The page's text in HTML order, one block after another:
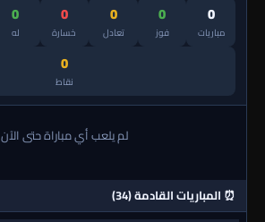
0
مباريات
0
فوز
0
تعادل
0
خسارة
0
له
0
نقاط
لم يلعب أي مباراة حتى الآن
⏰ المباريات القادمة (34)